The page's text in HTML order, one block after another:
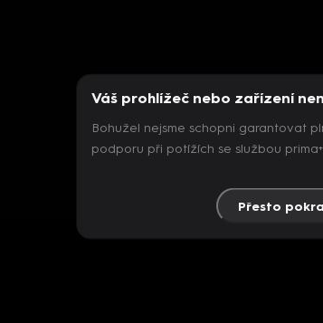
Váš prohlížeč nebo zařízení
Bohužel nejsme schopni garantovat
podporu při potížích se službou
Přesto